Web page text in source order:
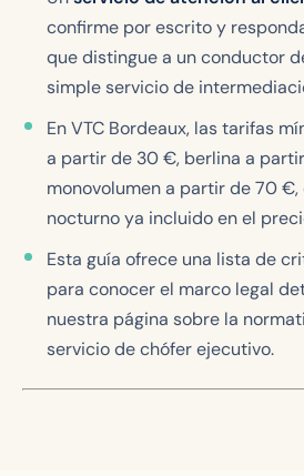
confirme por escrito y
que distingue a un conductor
simple servicio de
En VTC Bordeaux, las tarifas
a partir de 30 €, berlina a
monovolumen a partir de 70
nocturno ya incluido en el
Esta guía ofrece una lista de
para conocer el marco legal
nuestra página sobre la
servicio de chófer ejecutivo.